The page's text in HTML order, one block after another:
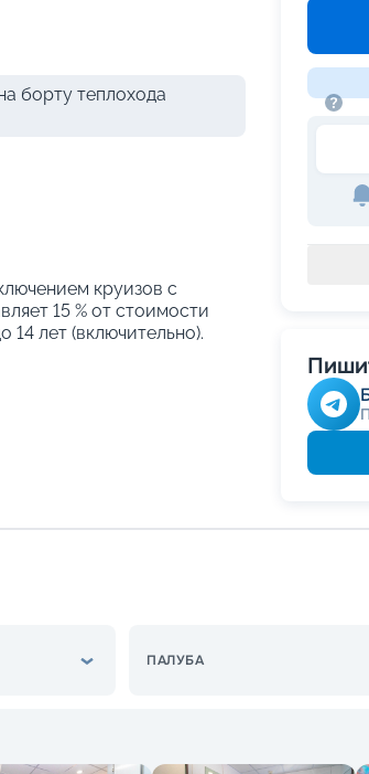
борту теплохода
круизов с
15 % от стоимости
14 лет (включительно).
ПАЛУБА